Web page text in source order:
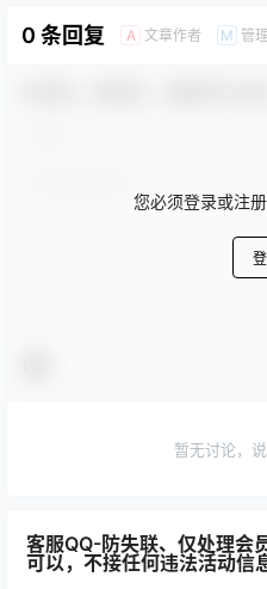
0 条回复 A 文章作者 M 管
您必须登录或注
暂无讨论，
客服QQ-防失联、仅处理会
可以，不接任何违法活动信